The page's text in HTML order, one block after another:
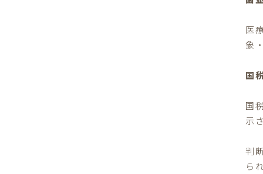
医
象
国
国
示
判
ら